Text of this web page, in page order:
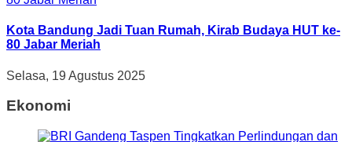
Kota Bandung Jadi Tuan Rumah, Kirab Budaya HUT ke-
80 Jabar Meriah
Selasa, 19 Agustus 2025
Ekonomi